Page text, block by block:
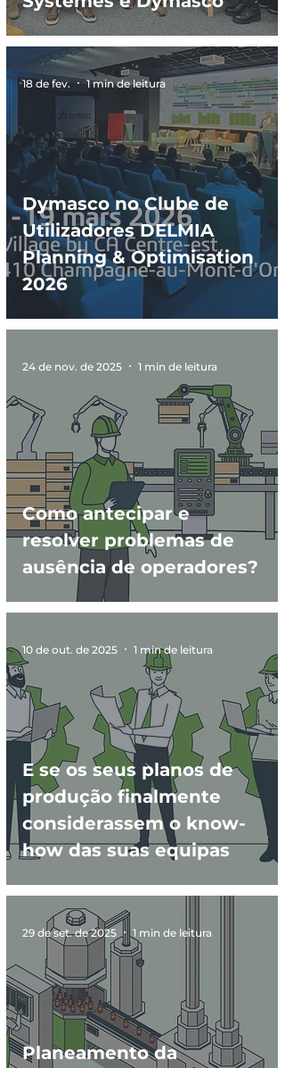
Dymasco no Clube de
Utilizadores DELMIA
Planning & Optimisation
2026
18 de fev. 1 min de leitura
Como antecipar e
resolver problemas de
ausência de operadores?
24 de nov. de 2025 1 min de leitura
E se os seus planos de
produção finalmente
considerassem o know-
how das suas equipas
10 de out. de 2025 1 min de leitura
Planeamento da
29 de set. de 2025 1 min de leitura